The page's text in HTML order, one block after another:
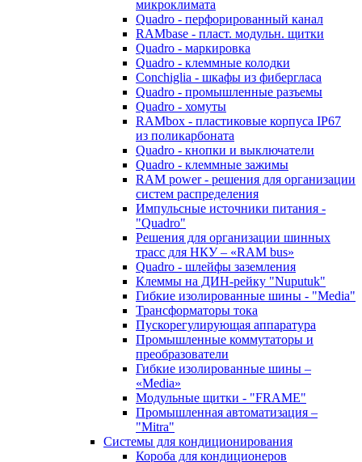
микроклимата
Quadro - перфорированный канал
RAMbase - пласт. модульн. щитки
Quadro - маркировка
Quadro - клеммные колодки
Conchiglia - шкафы из фибергласа
Quadro - промышленные разъемы
Quadro - хомуты
RAMbox - пластиковые корпуса IP67
из поликарбоната
Quadro - кнопки и выключатели
Quadro - клеммные зажимы
RAM power - решения для организации
систем распределения
Импульсные источники питания -
"Quadro"
Решения для организации шинных
трасс для НКУ – «RAM bus»
Quadro - шлейфы заземления
Клеммы на ДИН-рейку "Nuputuk"
Гибкие изолированные шины - "Media"
Трансформаторы тока
Пускорегулирующая аппаратура
Промышленные коммутаторы и
преобразователи
Гибкие изолированные шины –
«Media»
Модульные щитки - "FRAME"
Промышленная автоматизация –
"Mitra"
Системы для кондиционирования
Короба для кондиционеров